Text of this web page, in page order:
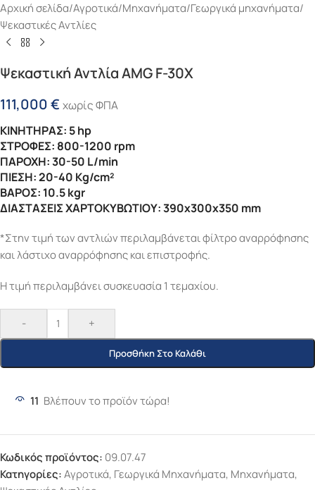
Αρχική σελίδα/Αγροτικά/Μηχανήματα/Γεωργικά μηχανήματα/
Ψεκαστικές Αντλίες
Ψεκαστική Αντλία AMG F-30Χ
111,000€ χωρίς ΦΠΑ
ΚΙΝΗΤΗΡΑΣ: 5 hp
ΣΤΡΟΦΕΣ: 800-1200 rpm
ΠΑΡΟΧΗ: 30-50 L/min
ΠΙΕΣΗ: 20-40 Kg/cm²
ΒΑΡΟΣ: 10.5 kgr
ΔΙΑΣΤΑΣΕΙΣ ΧΑΡΤΟΚΥΒΩΤΙΟΥ: 390x300x350 mm
*Στην τιμή των αντλιών περιλαμβάνεται φίλτρο αναρρόφησης
και λάστιχο αναρρόφησης και επιστροφής.
Η τιμή περιλαμβάνει συσκευασία 1 τεμαχίου.
- +
Προσθήκη Στο Καλάθι
11 Βλέπουν το προϊόν τώρα!
Κωδικός προϊόντος: 09.07.47
Κατηγορίες:Αγροτικά, Γεωργικά Μηχανήματα, Μηχανήματα,